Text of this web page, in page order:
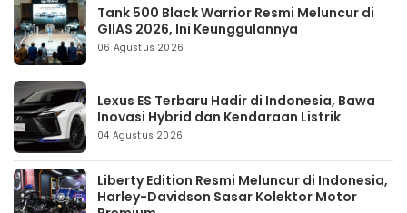
Tank 500 Black Warrior Resmi Meluncur di
GIIAS 2026, Ini Keunggulannya
06 Agustus 2026
Lexus ES Terbaru Hadir di Indonesia, Bawa
Inovasi Hybrid dan Kendaraan Listrik
04 Agustus 2026
Liberty Edition Resmi Meluncur di Indonesia,
Harley-Davidson Sasar Kolektor Motor